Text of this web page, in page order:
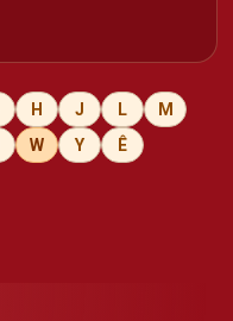
H J L
M
W Y
Ê